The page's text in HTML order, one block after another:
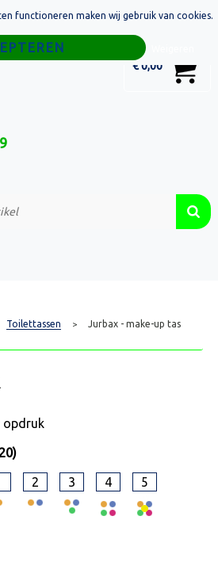
€ 0,00
Toilettassen > Jurbax - make-up tas
opdruk
2 3 4 5
functioneren maken wij gebruik van cookies.